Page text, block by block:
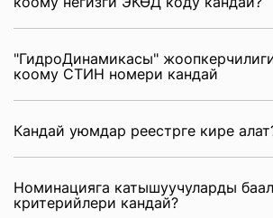
"ГидроДинамикасы"
коому СТИН номери кандай
Кандай уюмдар реестрге кире
Номинацияга катышуучуларды
критерийлери кандай?